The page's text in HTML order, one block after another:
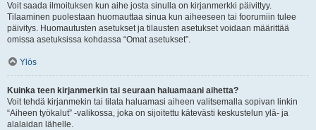
Voit saada ilmoituksen kun aihe josta sinulla on kirjanmerkki päivittyy.
Tilaaminen puolestaan huomauttaa sinua kun aiheeseen tai foorumiin tulee
päivitys. Huomautusten asetukset ja tilausten asetukset voidaan määrittää
omissa asetuksissa kohdassa “Omat asetukset”.
Ylös
Kuinka teen kirjanmerkin tai seuraan haluamaani aihetta?
Voit tehdä kirjanmekin tai tilata haluamasi aiheen valitsemalla sopivan linkin
“Aiheen työkalut” -valikossa, joka on sijoitettu kätevästi keskustelun ylä- ja
alalaidan lähelle.